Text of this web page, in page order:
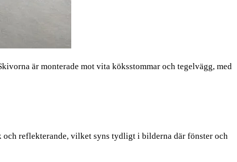
är monterade mot vita köksstommar och tegelvägg, med
reflekterande, vilket syns tydligt i bilderna där fönster och